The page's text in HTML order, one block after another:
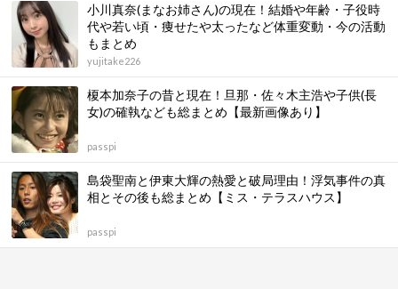
小川真奈(まなお姉さん)の現在！結婚や年齢・子役時
代や若い頃・痩せたや太ったなど体重変動・今の活動
もまとめ
yujitake226
榎本加奈子の昔と現在！旦那・佐々木主浩や子供(長
女)の確執なども総まとめ【最新画像あり】
passpi
島袋聖南と伊東大輝の熱愛と破局理由！浮気事件の真
相とその後も総まとめ【ミス・テラスハウス】
passpi